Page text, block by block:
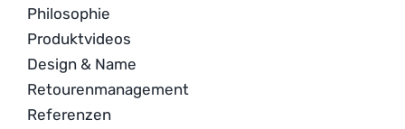
Philosophie
Produktvideos
Design & Name
Retourenmanagement
Referenzen